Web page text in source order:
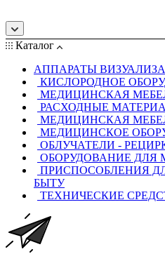
Каталог
АППАРАТЫ
КИСЛОРОДНОЕ
МЕДИЦИНСКАЯ
РАСХОДНЫЕ
МЕДИЦИНСКАЯ
МЕДИЦИНСКОЕ
ОБЛУЧАТЕЛИ -
ОБОРУДОВАНИЕ ДЛЯ
ПРИСПОСОБЛЕНИЯ
БЫТУ
ТЕХНИЧЕСКИЕ